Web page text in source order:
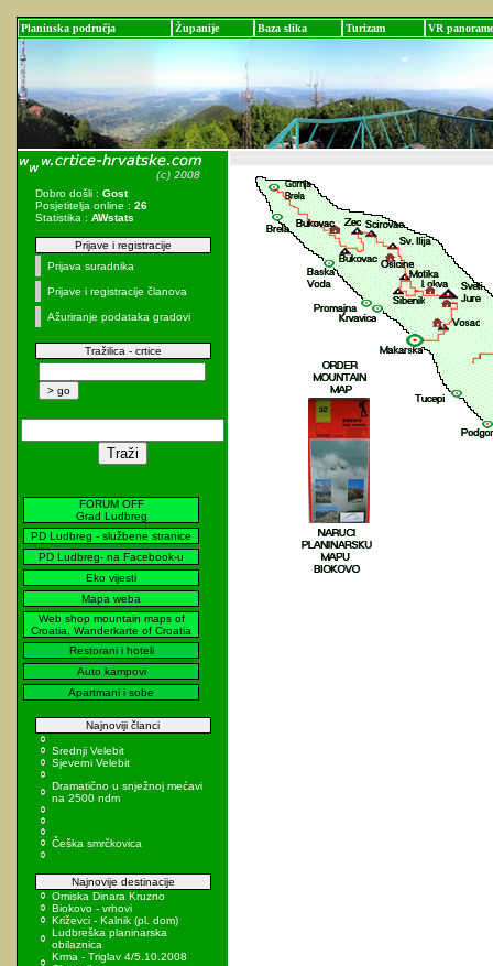
Planinska područja Županije Baza slika Turizam VR panorame
Dobro došli : Gost
Posjetitelja online : 26
Statistika : AWstats
Prijave i registracije
Prijava suradnika
Prijave i registracije članova
Ažuriranje podataka gradovi
Tražilica - crtice
FORUM OFF
Grad Ludbreg
PD Ludbreg - službene stranice
PD Ludbreg- na Facebook-u
Eko vijesti
Mapa weba
Web shop mountain maps of
Croatia, Wanderkarte of Croatia
Restorani i hoteli
Auto kampovi
Apartmani i sobe
Najnoviji članci
Srednji Velebit
Sjeverni Velebit
Dramatično u snježnoj mećavi
na 2500 ndm
Češka smrčkovica
Najnovije destinacije
Omiska Dinara Kruzno
Biokovo - vrhovi
Križevci - Kalnik (pl. dom)
Ludbreška planinarska
obilaznica
Krma - Triglav 4/5.10.2008